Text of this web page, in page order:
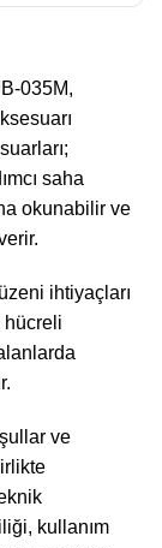
035M,
saha
okunabilir ve
ihtiyaçları
hücreli
ve
kullanım